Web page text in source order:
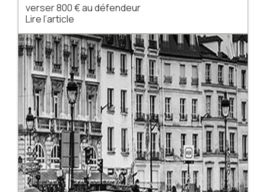
verser 800 € au défendeur
Lire l’article